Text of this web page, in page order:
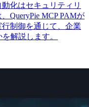
化はセキュリティリ
QueryPie MCP PAMが
制御を通じて、企業
解説します。